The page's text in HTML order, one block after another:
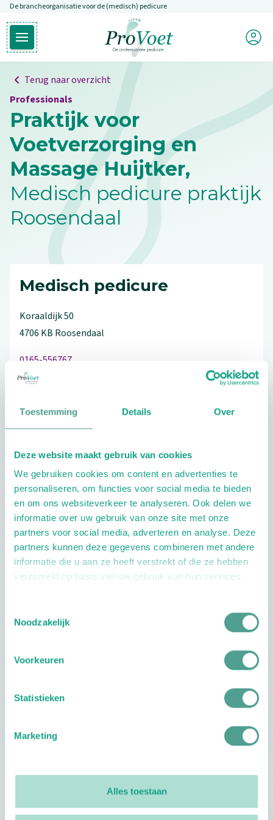
Toestemming Details Over
Deze website maakt gebruik van cookies
We gebruiken cookies om content en advertenties te
personaliseren, om functies voor social media te bieden
en om ons websiteverkeer te analyseren. Ook delen we
informatie over uw gebruik van onze site met onze
partners voor social media, adverteren en analyse. Deze
partners kunnen deze gegevens combineren met andere
informatie die u aan ze heeft verstrekt of die ze hebben
verzameld op basis van uw gebruik van hun services.
Noodzakelijk
Voorkeuren
Statistieken
Marketing
Alles toestaan
Overslaan en naar de inhoud gaan
De brancheorganisatie voor de (medisch) pedicure
Open hoofdmenu
Ga naar de homepagina
Mijn
Terug naar overzicht
Professionals
Praktijk voor
Voetverzorging en
Massage Huijtker,
Medisch pedicure praktijk
Roosendaal
Medisch pedicure
Koraaldijk50
4706 KB Roosendaal
0165-556767
Bezoek de website
Schrijf ook een review
Extra opties
Openingstijden
Reviews 0reviews
Footer